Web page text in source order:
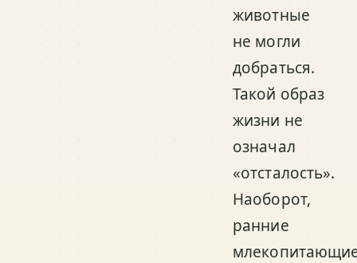
животные
не могли
добраться.
Такой образ
жизни не
означал
«отсталость».
Наоборот,
ранние